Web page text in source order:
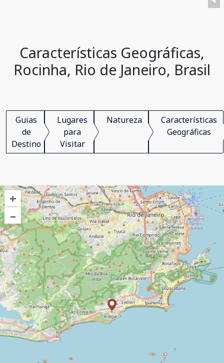
Características Geográficas,
Rocinha, Rio de Janeiro, Brasil
Guias
de
Destino
Lugares
para
Visitar
Natureza
Características
Geográficas
+
–